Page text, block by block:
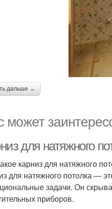
дальше →
может
для натяжного
карниз для натяжного
для натяжного потолка —
задачи. Он
приборов.